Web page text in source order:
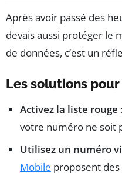
Après avoir passé des
devais aussi protéger le
de données, c’est un
Les solutions
Activez la liste rouge
votre numéro ne soit
Utilisez un numéro
Mobile proposent